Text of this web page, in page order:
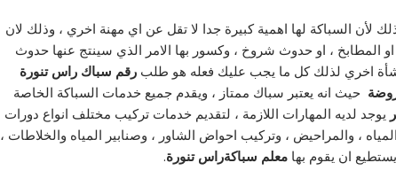
لأن السباكة لها اهمية كبيرة جدا لا تقل عن اي مهنة اخري ، وذلك لان
، او حدوث شروخ ، وكسور بها الامر الذي سينتج عنها حدوث
اخري لذلك كل ما يجب عليك فعله هو طلب رقم سباك راس تنورة
حيث انه يعتبر سباك ممتاز ، ويقدم جميع خدمات السباكة الخاصة
يوجد لديه المهارات اللازمة ، لتقديم خدمات تركيب مختلف انواع دورات
، والمراحيض ، وتركيب احواض الشاور ، وصنابير المياه والخلاطات ،
ان يقوم بها معلم سباكةراس تنورة.